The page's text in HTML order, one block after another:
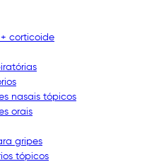
corticoide
nasais tópicos
orais
gripes
tópicos